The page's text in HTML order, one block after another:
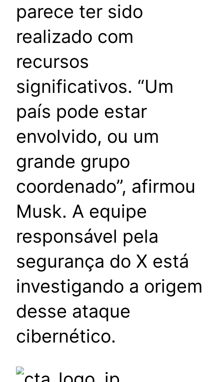
parece ter sido
realizado com
recursos
significativos. “Um
país pode estar
envolvido, ou um
grande grupo
coordenado”, afirmou
Musk. A equipe
responsável pela
segurança do X está
investigando a origem
desse ataque
cibernético.